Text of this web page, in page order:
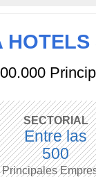
HOTELS
SECTORIAL
Entre las
500
Principales